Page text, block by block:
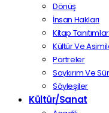
Dönüş
İnsan Hakları
Kitap
Kültür Ve
Portreler
Soykırım Ve
Söyleşiler
Kültür/Sanat